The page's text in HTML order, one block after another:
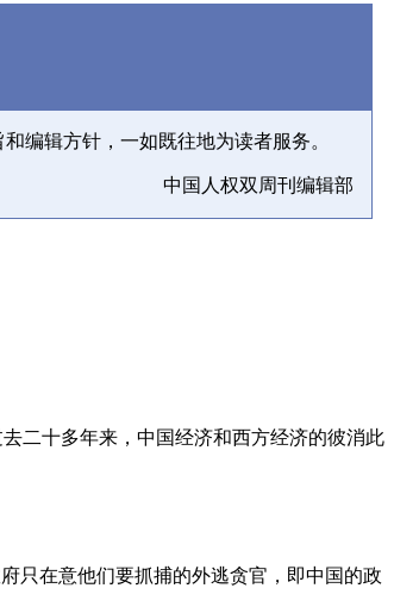
编辑方针，一如既往地为读者服务。
中国人权双周刊编辑部
二十多年来，中国经济和西方经济的彼消此
只在意他们要抓捕的外逃贪官，即中国的政